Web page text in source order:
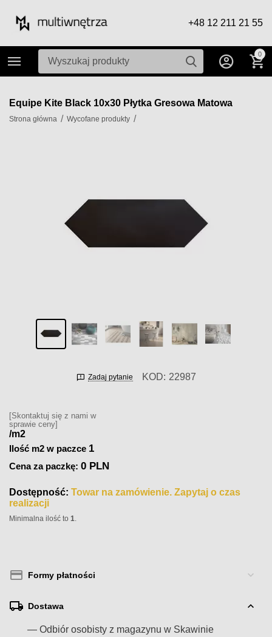
+48 12 211 21 55
0
Equipe Kite Black 10x30 Płytka Gresowa Matowa
Strona główna / Wycofane produkty /
Zadaj pytanie KOD: 22987
[Skontaktuj się z nami w
sprawie ceny]
/m2
Ilość m2 w paczce 1
Cena za paczkę:0 PLN
Dostępność: Towar na zamówienie. Zapytaj o czas
realizacji
Minimalna ilość to1.
Formy płatności
Dostawa
— Odbiór osobisty z magazynu w Skawinie